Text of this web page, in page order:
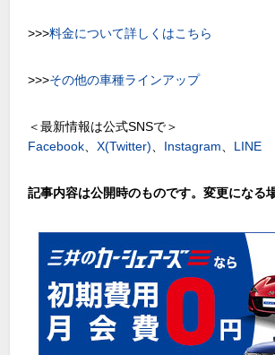
>>>料金について詳しくはこちら
>>>その他の車種ラインアップ
＜最新情報は公式SNSで＞
Facebook、X(Twitter)、 Instagram、 LINE
記事内容は公開時のものです。変更になる